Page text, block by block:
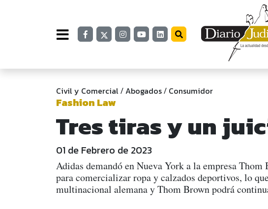
Civil y Comercial/Abogados/ Consumidor
Fashion Law
Tres tiras y un
01 de Febrero de 2023
Adidas demandó en Nueva York a la empresa
para comercializar ropa y calzados deportivos, lo
multinacional alemana y Thom Brown podrá